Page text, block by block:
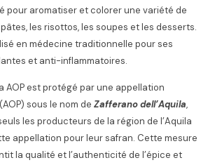
pour aromatiser et colorer une variété de
les risottos, les soupes et les desserts.
en médecine traditionnelle pour ses
et anti-inflammatoires.
AOP est protégé par une appellation
sous le nom deZafferano dell’Aquila,
les producteurs de la région de l’Aquila
appellation pour leur safran. Cette mesure
la qualité et l’authenticité de l’épice et